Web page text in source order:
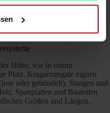
beim Kauf von Lagersystemen
Deutlich mehr Sicherheit
also nicht gleich eine höhere
Höhe, wie in einem
Platz. Kragarmregale eignen
oder gebündelt), Stangen und
Spanplatten und Bauteilen
Größen und Längen.